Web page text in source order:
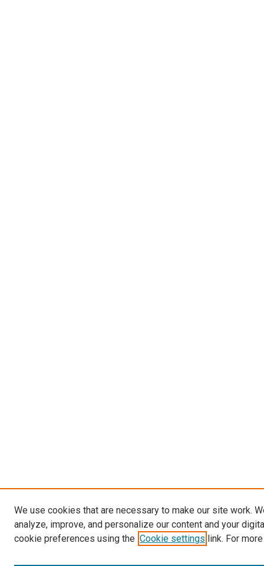
We use cookies that are necessary to make our site work.
analyze, improve, and personalize our content and your
cookie preferences using the Cookie settings link. For